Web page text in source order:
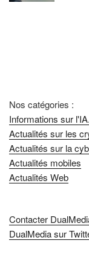
Nos catégories :
Informations sur l'IA.
Actualités sur les
Actualités sur la
Actualités mobiles
Actualités Web
Contacter
DualMedia sur